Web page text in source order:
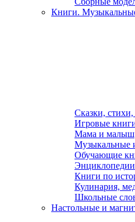
Книги.
Сказки, стихи,
Игровые
Мама и малыш
Музыкальные
Обучающие
Энциклопедии
Книги по
Кулинария,
Школьные
Настольные и